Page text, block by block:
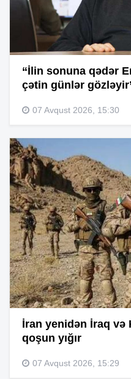
“İlin sonuna qədər
çətin günlər
07 Avqust 2026, 15:30
İran yenidən İraq və
qoşun yığır
07 Avqust 2026, 15:29